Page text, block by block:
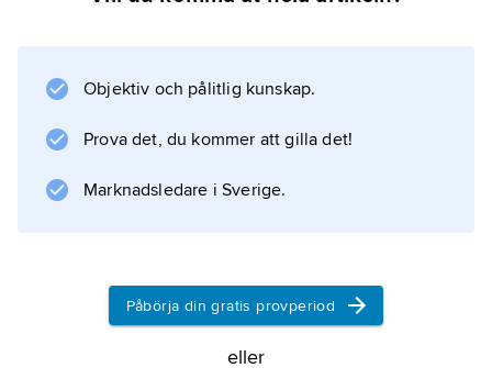
luftens vattenånga.
flytande och fast form, t.ex. dim- och
Även uppvirvlad snö, is eller vatten, som
snödrev och vågskum, räknas till
hydrometeorerna. Se
Objektiv och pålitlig kunskap.
Prova det, du kommer att gilla det!
Marknadsledare i Sverige.
Påbörja din gratis provperiod
eller